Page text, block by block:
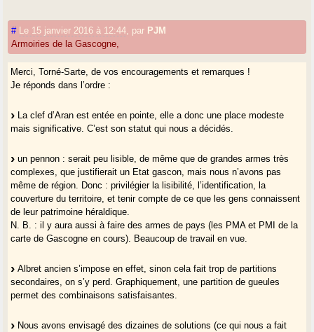
# Le 15 janvier 2016 à 12:44 par PJM
Armoiries de la Gascogne,
Merci, Torné-Sarte, de vos encouragements et remarques !
Je réponds dans l’ordre :
La clef d’Aran est entée en pointe, elle a donc une place modeste
mais significative. C’est son statut qui nous a décidés.
un pennon : serait peu lisible, de même que de grandes armes très
complexes, que justifierait un Etat gascon, mais nous n’avons pas
même de région. Donc : privilégier la lisibilité, l’identification, la
couverture du territoire, et tenir compte de ce que les gens connaissent
de leur patrimoine héraldique.
N. B. : il y aura aussi à faire des armes de pays (les PMA et PMI de la
carte de Gascogne en cours). Beaucoup de travail en vue.
Albret ancien s’impose en effet, sinon cela fait trop de partitions
secondaires, on s’y perd. Graphiquement, une partition de gueules
permet des combinaisons satisfaisantes.
Nous avons envisagé des dizaines de solutions (ce qui nous a fait